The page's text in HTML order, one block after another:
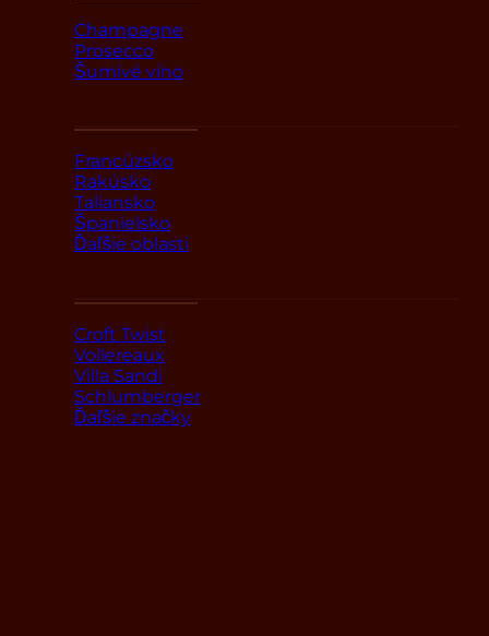
Champagne
Prosecco
Šumivé víno
Francúzsko
Rakúsko
Taliansko
Španielsko
Ďaľšie oblasti
Croft Twist
Vollereaux
Villa Sandi
Schlumberger
Ďaľšie značky